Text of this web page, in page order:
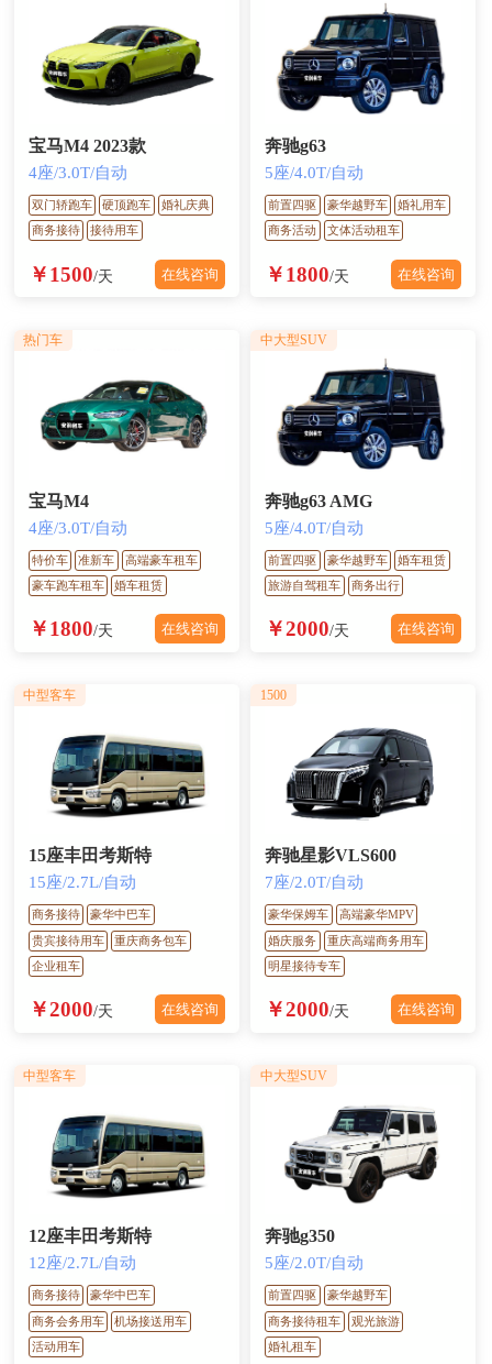
宝马M4 2023款
4座/3.0T/自动
双门轿跑车 硬顶跑车
婚礼庆典
商务接待
接待用车
￥1500/天 在线咨询
奔驰g63
5座/4.0T/自动
前置四驱 豪华越野车
婚礼用车
商务活动
文体活动租车
￥1800/天 在线咨询
宝马M4
4座/3.0T/自动
特价车 准新车
高端豪车租车
豪车跑车租车
婚车租赁
￥1800/天 在线咨询
热门车
奔驰g63 AMG
5座/4.0T/自动
前置四驱 豪华越野车
婚车租赁
旅游自驾租车
商务出行
￥2000/天 在线咨询
中大型SUV
15座丰田考斯特
15座/2.7L/自动
商务接待
豪华中巴车
贵宾接待用车
重庆商务包车
企业租车
￥2000/天 在线咨询
中型客车
奔驰星影VLS600
7座/2.0T/自动
豪华保姆车
高端豪华MPV
婚庆服务
重庆高端商务用车
明星接待专车
￥2000/天 在线咨询
1500
12座丰田考斯特
12座/2.7L/自动
商务接待
豪华中巴车
商务会务用车
机场接送用车
活动用车
中型客车
奔驰g350
5座/2.0T/自动
前置四驱
豪华越野车
商务接待租车
观光旅游
婚礼租车
中大型SUV